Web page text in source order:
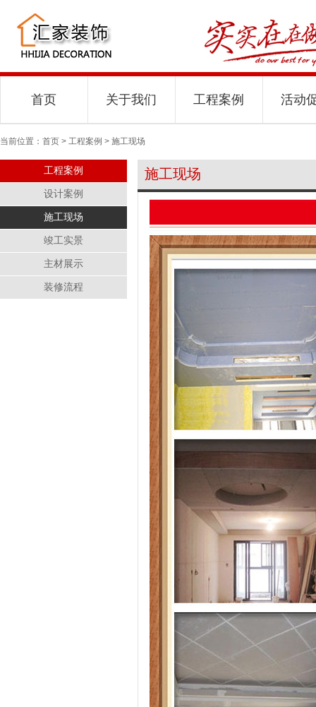
首页 关于我们 工程案例 活动
当前位置：首页 > 工程案例 > 施工现场
工程案例
设计案例
施工现场
竣工实景
主材展示
装修流程
施工现场